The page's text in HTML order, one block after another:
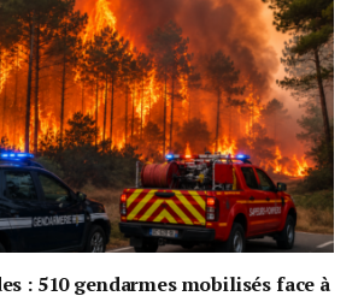
: 510 gendarmes mobilisés face à